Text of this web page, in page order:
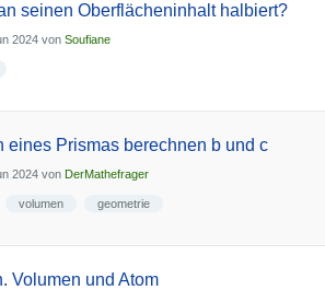
seinen Oberflächeninhalt halbiert?
2024 von Soufiane
eines Prismas berechnen b und c
2024 von DerMathefrager
volumen geometrie
Volumen und Atom